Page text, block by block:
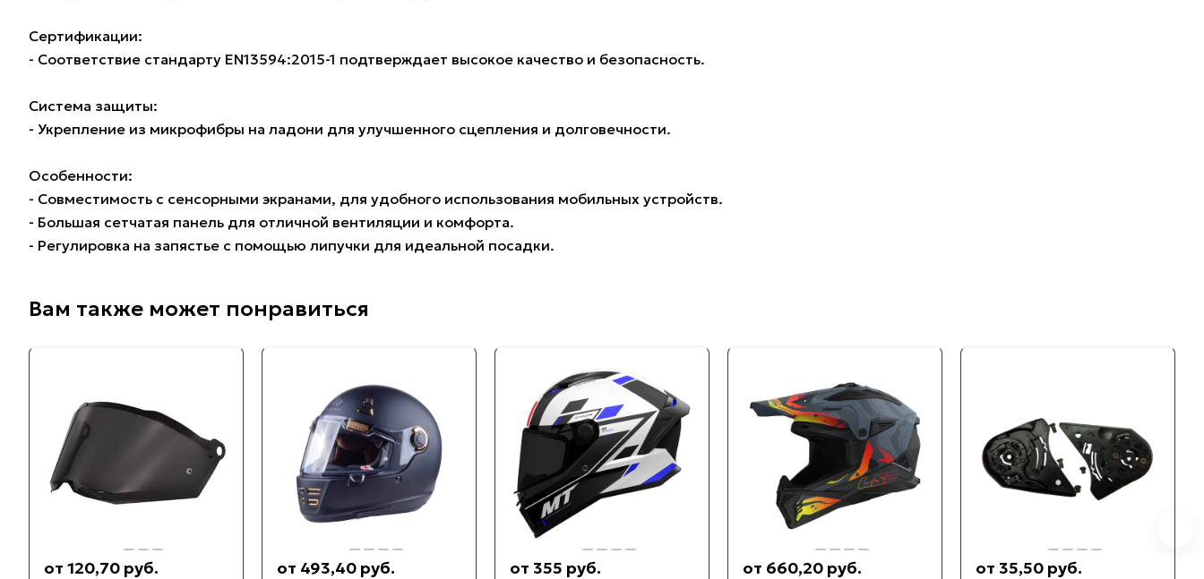
Сертификации:
- Соответствие стандарту EN13594:2015-1 подтверждает высокое качество и безопасность.
Система защиты:
- Укрепление из микрофибры на ладони для улучшенного сцепления и долговечности.
Особенности:
- Совместимость с сенсорными экранами, для удобного использования мобильных устройств.
- Большая сетчатая панель для отличной вентиляции и комфорта.
- Регулировка на запястье с помощью липучки для идеальной посадки.
Вам также может понравиться
от 120,70 руб. от 493,40 руб. от 355 руб. от 660,20 руб. от 35,50 руб.